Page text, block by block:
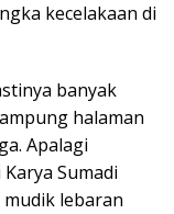
kecelakaan di
banyak
halaman
Apalagi
Sumadi
lebaran